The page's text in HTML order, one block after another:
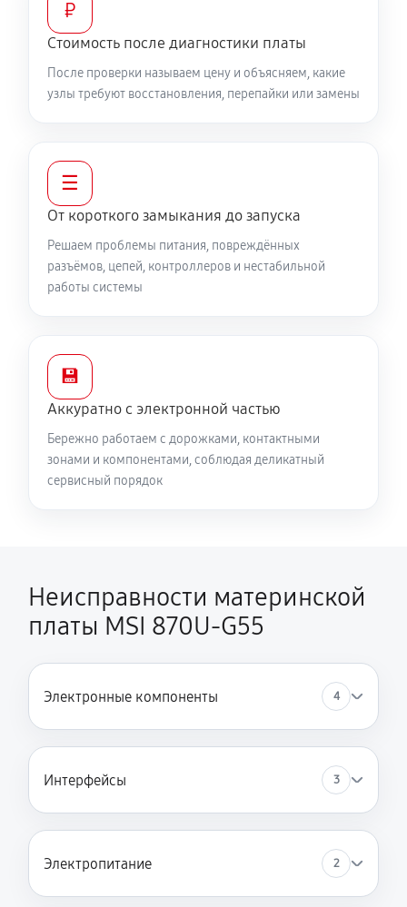
₽
Стоимость после диагностики платы
После проверки называем цену и объясняем, какие
узлы требуют восстановления, перепайки или замены
☰
От короткого замыкания до запуска
Решаем проблемы питания, повреждённых
разъёмов, цепей, контроллеров и нестабильной
работы системы
💾
Аккуратно с электронной частью
Бережно работаем с дорожками, контактными
зонами и компонентами, соблюдая деликатный
сервисный порядок
Неисправности материнской
платы MSI 870U-G55
Электронные компоненты 4
Интерфейсы 3
Электропитание 2